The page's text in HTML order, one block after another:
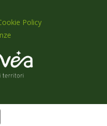
Policy